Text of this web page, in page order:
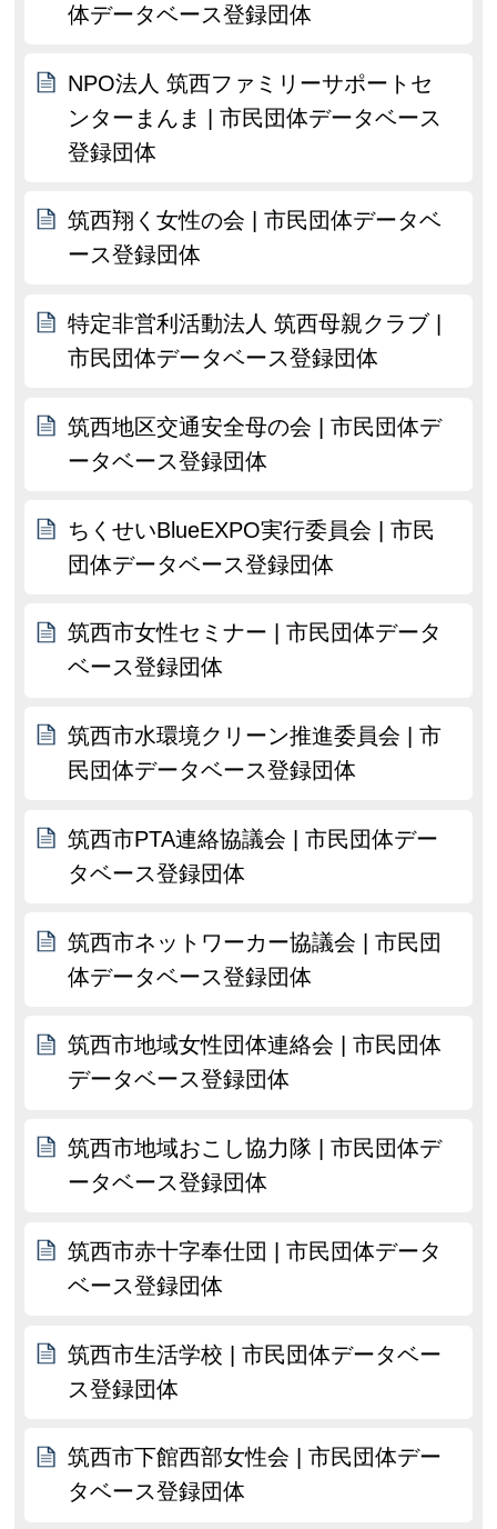
体データベース登録団体
NPO法人 筑西ファミリーサポートセ
ンターまんま | 市民団体データベース
登録団体
筑西翔く女性の会 | 市民団体データベ
ース登録団体
特定非営利活動法人 筑西母親クラブ |
市民団体データベース登録団体
筑西地区交通安全母の会 | 市民団体デ
ータベース登録団体
ちくせいBlueEXPO実行委員会 | 市民
団体データベース登録団体
筑西市女性セミナー | 市民団体データ
ベース登録団体
筑西市水環境クリーン推進委員会 | 市
民団体データベース登録団体
筑西市PTA連絡協議会 | 市民団体デー
タベース登録団体
筑西市ネットワーカー協議会 | 市民団
体データベース登録団体
筑西市地域女性団体連絡会 | 市民団体
データベース登録団体
筑西市地域おこし協力隊 | 市民団体デ
ータベース登録団体
筑西市赤十字奉仕団 | 市民団体データ
ベース登録団体
筑西市生活学校 | 市民団体データベー
ス登録団体
筑西市下館西部女性会 | 市民団体デー
タベース登録団体